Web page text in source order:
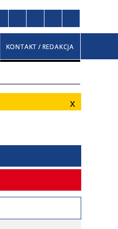
KONTAKT / REDAKCJA